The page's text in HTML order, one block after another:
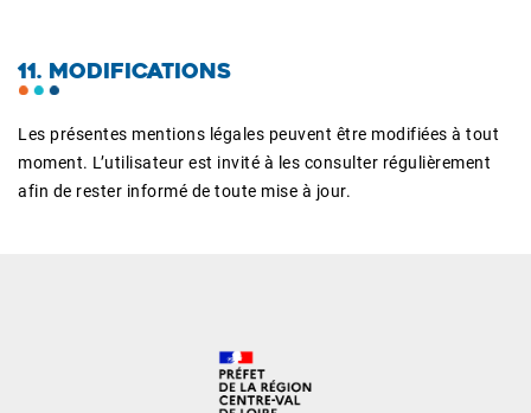
11. MODIFICATIONS
Les présentes mentions légales peuvent être modifiées à tout
moment. L’utilisateur est invité à les consulter régulièrement
afin de rester informé de toute mise à jour.